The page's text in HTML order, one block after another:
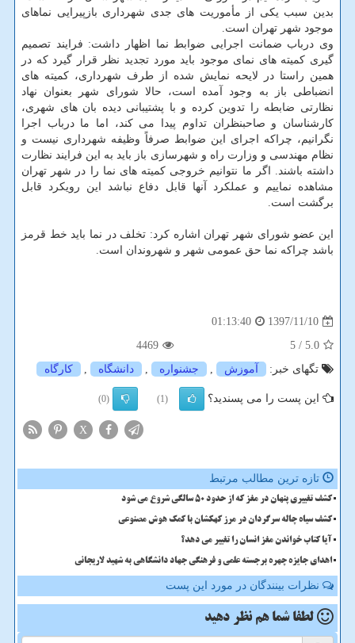
بدین سبب یكی از مأموریت های جدی شهرداری بازپیرایی نماهای
موجود شهر تهران است.
وی درباب ضمانت اجرایی ضوابط نما اظهار داشت: فرایند تصمیم
گیری كمیته های نمای موجود باید مورد تجدید نظر قرار گیرد كه در
همین راستا در لایحه نمایش شده از طرف شهرداری، كمیته های
انضباطی باز به وجود آمده است، حالا شورای شهر بعنوان نهاد
نظارتی ضابطه را تدوین كرده و با پشتیبانی دیده بان های شهری،
كارشناسان و صاحبنظران تداوم پیدا می كند، اما ما درباب اجرا
نگرانیم، چراكه اجرای این ضوابط صرفاً وظیفه شهرداری نیست و
نظام مهندسی و وزارت راه و شهرسازی باز باید به این فرایند نظارت
داشته باشند. اگر ما نتوانیم خروجی كمیته های نما را در شهر تهران
مشاهده نماییم و عملكرد آنها قابل دفاع نباشد این رویكرد قابل
برگشت است.
این عضو شورای شهر تهران اشاره كرد: تخلف در نما باید خط قرمز
باشد چراكه نما حق عمومی شهر و شهروندان است.
1397/11/10
01:13:40
5.0
/ 5
4469
تگهای خبر:
آموزش , جشنواره , دانشگاه , كارگاه
این پست را می پسندید؟ (1)
(0)
X
تازه ترین مطالب مرتبط
کشف تغییری پنهان در مغز که از حدود 50 سالگی شروع می شود
کشف سیاه چاله سرگردان در مرز کهکشان با کمک هوش مصنوعی
آیا کتاب خواندن مغز انسان را تغییر می دهد؟
اهدای جایزه چهره برجسته علمی و فرهنگی جهاد دانشگاهی به شهید لاریجانی
نظرات بینندگان در مورد این پست
لطفا شما هم نظر دهید